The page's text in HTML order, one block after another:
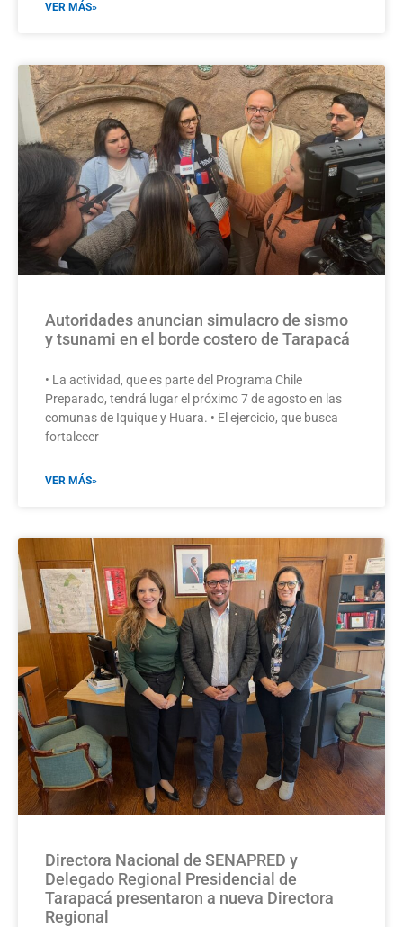
VER MÁS»
Autoridades anuncian simulacro de sismo
y tsunami en el borde costero de Tarapacá
• La actividad, que es parte del Programa Chile
Preparado, tendrá lugar el próximo 7 de agosto en las
comunas de Iquique y Huara. • El ejercicio, que busca
fortalecer
VER MÁS»
Directora Nacional de SENAPRED y
Delegado Regional Presidencial de
Tarapacá presentaron a nueva Directora
Regional